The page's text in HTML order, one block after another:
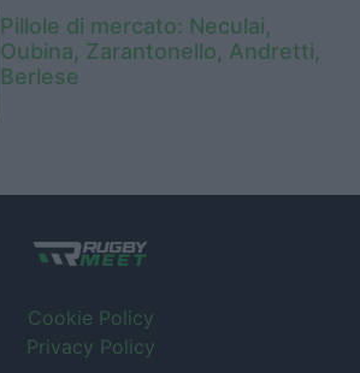
Pillole di mercato: Neculai,
Oubina, Zarantonello, Andretti,
Berlese
Cookie Policy
Privacy Policy